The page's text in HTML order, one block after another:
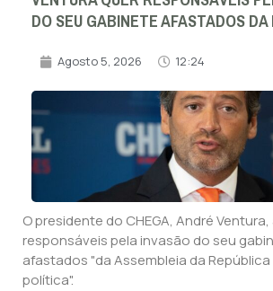
DO SEU GABINETE AFASTADOS
Agosto 5, 2026 12:24
O presidente do CHEGA, André
responsáveis pela invasão do seu
afastados "da Assembleia da República
política".